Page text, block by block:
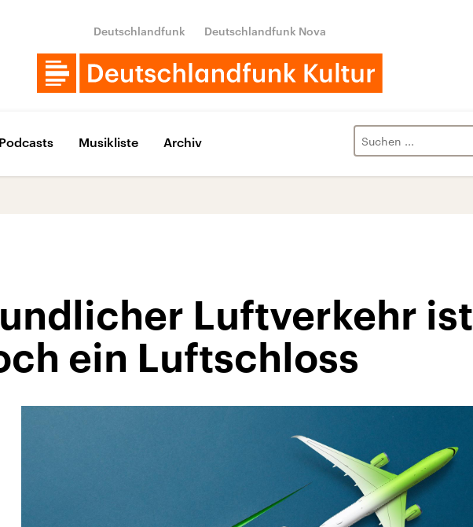
Deutschlandfunk Deutschlandfunk Nova
Musikliste Archiv
Luftverkehr ist
ein Luftschloss